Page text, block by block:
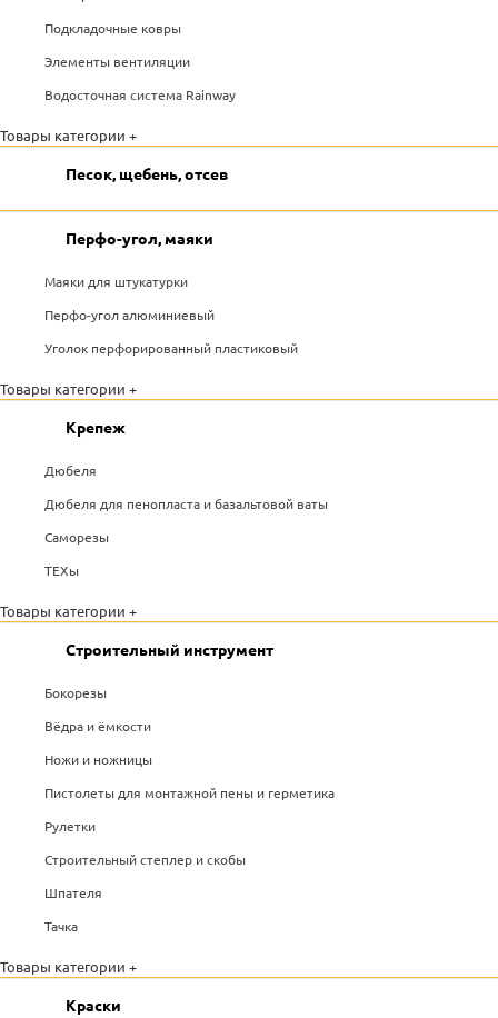
Подкладочные ковры
Элементы вентиляции
Водосточная система Rainway
Товары категории +
Песок, щебень, отсев
Перфо-угол, маяки
Маяки для штукатурки
Перфо-угол алюминиевый
Уголок перфорированный пластиковый
Товары категории +
Крепеж
Дюбеля
Дюбеля для пенопласта и базальтовой ваты
Саморезы
ТЕХы
Товары категории +
Строительный инструмент
Бокорезы
Вёдра и ёмкости
Ножи и ножницы
Пистолеты для монтажной пены и герметика
Рулетки
Строительный степлер и скобы
Шпателя
Тачка
Товары категории +
Краски